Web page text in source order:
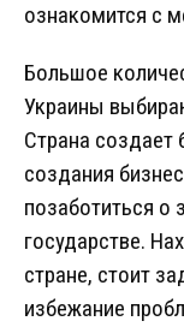
ознакомится с
Большое
Украины
Страна создает
создания
позаботиться о
государстве.
стране, стоит
избежание